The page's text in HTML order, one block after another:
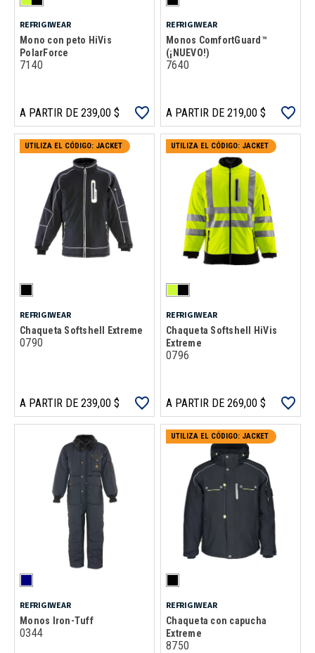
REFRIGIWEAR
Mono con peto HiVis
PolarForce
7140
A PARTIR DE 239,00 $
REFRIGIWEAR
Monos ComfortGuard™
(¡NUEVO!)
7640
A PARTIR DE 219,00 $
UTILIZA EL CÓDIGO: JACKET
REFRIGIWEAR
Chaqueta Softshell Extreme
0790
A PARTIR DE 239,00 $
UTILIZA EL CÓDIGO: JACKET
REFRIGIWEAR
Chaqueta Softshell HiVis
Extreme
0796
A PARTIR DE 269,00 $
REFRIGIWEAR
Monos Iron-Tuff
0344
UTILIZA EL CÓDIGO: JACKET
REFRIGIWEAR
Chaqueta con capucha
Extreme
8750